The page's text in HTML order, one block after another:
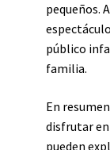
pequeños.
público
familia.
En
disfrutar
pueden